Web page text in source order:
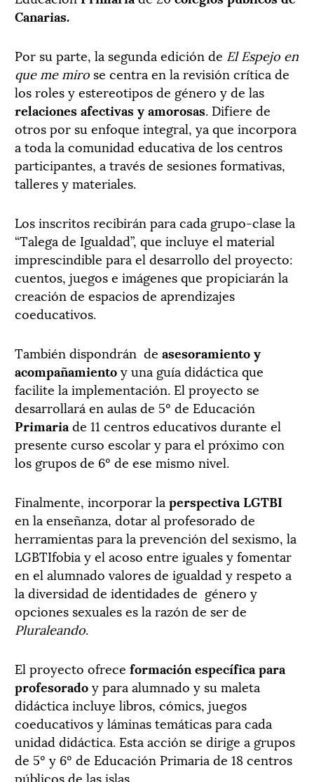
Canarias.
Por su parte, la segunda edición de El Espejo en
que me miro se centra en la revisión crítica de
los roles y estereotipos de género y de las
relaciones afectivas y amorosas. Difiere de
otros por su enfoque integral, ya que incorpora
a toda la comunidad educativa de los centros
participantes, a través de sesiones formativas,
talleres y materiales.
Los inscritos recibirán para cada grupo-clase la
“Talega de Igualdad”, que incluye el material
imprescindible para el desarrollo del proyecto:
cuentos, juegos e imágenes que propiciarán la
creación de espacios de aprendizajes
coeducativos.
También dispondrán de asesoramiento y
acompañamientoy una guía didáctica que
facilite la implementación. El proyecto se
desarrollará en aulas de 5º de Educación
Primaria de 11 centros educativos durante el
presente curso escolar y para el próximo con
los grupos de 6º de ese mismo nivel.
Finalmente, incorporar la perspectiva LGTBI
en la enseñanza, dotar al profesorado de
herramientas para la prevención del sexismo, la
LGBTIfobia y el acoso entre iguales y fomentar
en el alumnado valores de igualdad y respeto a
la diversidad de identidades de género y
opciones sexuales es la razón de ser de
Pluraleando.
El proyecto ofrece formación específica para
profesoradoy para alumnado y su maleta
didáctica incluye libros, cómics, juegos
coeducativos y láminas temáticas para cada
unidad didáctica. Esta acción se dirige a grupos
de 5º y 6º de Educación Primaria de 18 centros
públicos de las islas.